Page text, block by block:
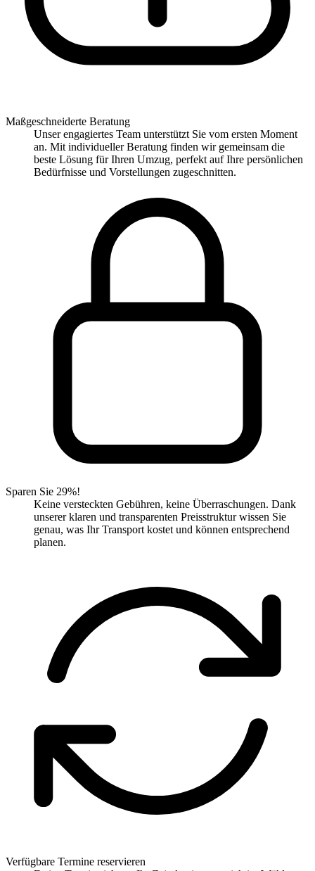
Maßgeschneiderte Beratung
Unser engagiertes Team unterstützt Sie vom ersten Moment
an. Mit individueller Beratung finden wir gemeinsam die
beste Lösung für Ihren Umzug, perfekt auf Ihre persönlichen
Bedürfnisse und Vorstellungen zugeschnitten.
Sparen Sie 29%!
Keine versteckten Gebühren, keine Überraschungen. Dank
unserer klaren und transparenten Preisstruktur wissen Sie
genau, was Ihr Transport kostet und können entsprechend
planen.
Verfügbare Termine reservieren